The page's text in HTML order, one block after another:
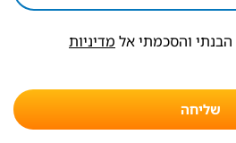
והסכמתי אל מדיניות
שליחה